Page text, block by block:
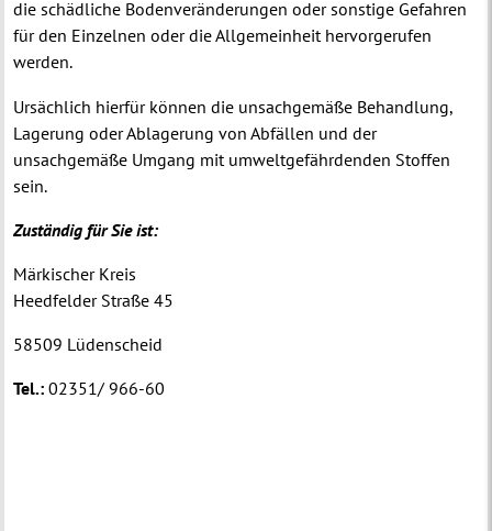
die schädliche Bodenveränderungen oder sonstige Gefahren
für den Einzelnen oder die Allgemeinheit hervorgerufen
werden.
Ursächlich hierfür können die unsachgemäße Behandlung,
Lagerung oder Ablagerung von Abfällen und der
unsachgemäße Umgang mit umweltgefährdenden Stoffen
sein.
Zuständig für Sie ist:
Märkischer Kreis
Heedfelder Straße 45
58509 Lüdenscheid
Tel.: 02351/ 966-60